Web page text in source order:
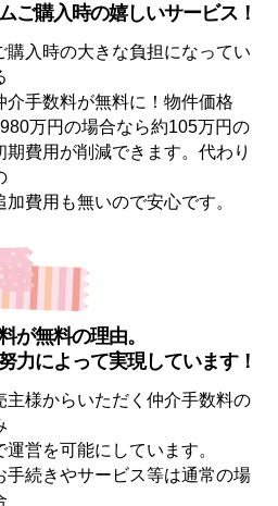
ご購入時の嬉しいサービス！
購入時の大きな負担になってい
介手数料が無料に！物件価格
万円の場合なら約105万円の
期費用が削減できます。代わり
加費用も無いので安心です。
が無料の理由。
力によって実現しています！
主様からいただく仲介手数料の
運営を可能にしています。
手続きやサービス等は通常の場